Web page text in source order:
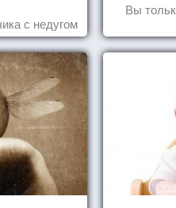
с недугом
Вы